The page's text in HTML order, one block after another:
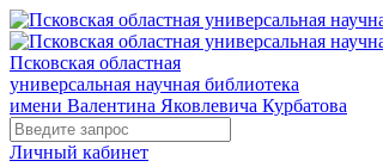
Псковская областная
универсальная научная библиотека
имени Валентина Яковлевича Курбатова
Личный кабинет